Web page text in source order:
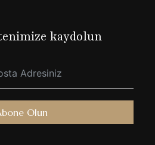
kaydolun
Olun